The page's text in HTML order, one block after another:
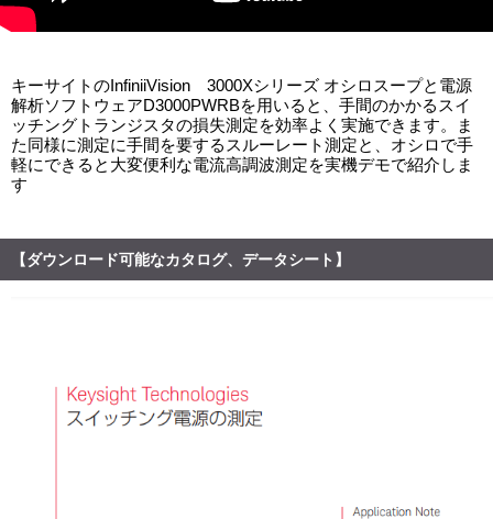
キーサイトのInfiniiVision 3000Xシリーズ オシロスープと電源
解析ソフトウェアD3000PWRBを用いると、手間のかかるスイ
ッチングトランジスタの損失測定を効率よく実施できます。ま
た同様に測定に手間を要するスルーレート測定と、オシロで手
軽にできると大変便利な電流高調波測定を実機デモで紹介しま
す
【ダウンロード可能なカタログ、データシート】